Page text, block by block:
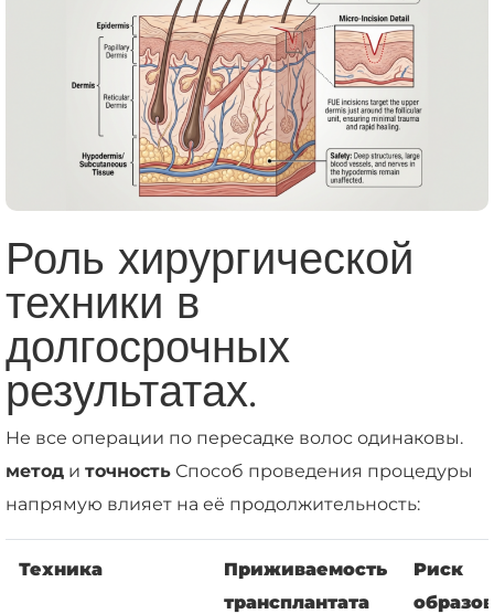
Роль хирургической
техники в
долгосрочных
результатах.
Не все операции по пересадке волос одинаковы.
метод и точность Способ проведения процедуры
напрямую влияет на её продолжительность:
Техника
Приживаемость
трансплантата
Риск